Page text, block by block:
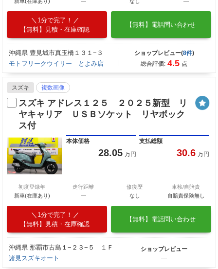
1分で完了！
【無料】見積・在庫確認
【無料】電話問い合わせ
沖縄県 豊見城市真玉橋１３１−３
モトフリークウイリー とよみ店
ショップレビュー(8件)
総合評価: 4.5 点
スズキ 複数画像
スズキ アドレス１２５ ２０２５新型 リ
ヤキャリア ＵＳＢソケット リヤボック
ス付
本体価格
28.05 万円
支払総額
30.6 万円
初度登録年
新車(在庫あり)
走行距離
―
修復歴
なし
車検/自賠責
自賠責保険無し
1分で完了！
【無料】見積・在庫確認
【無料】電話問い合わせ
沖縄県 那覇市古島１−２３−５ １Ｆ
諸見スズキオート
ショップレビュー
―